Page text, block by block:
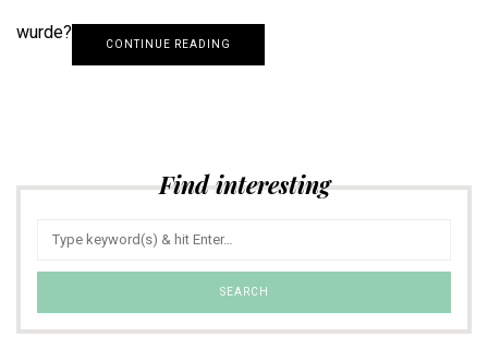
wurde?
CONTINUE READING
Find interesting